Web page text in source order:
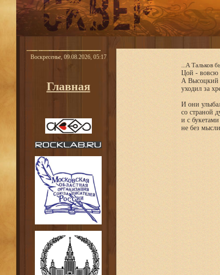
Воскресенье, 09.08.2026, 05:17
Главная
...А Тальков
Цой - вовсю
А Высоцкий
уходил за
И они
со страной
и с
не без